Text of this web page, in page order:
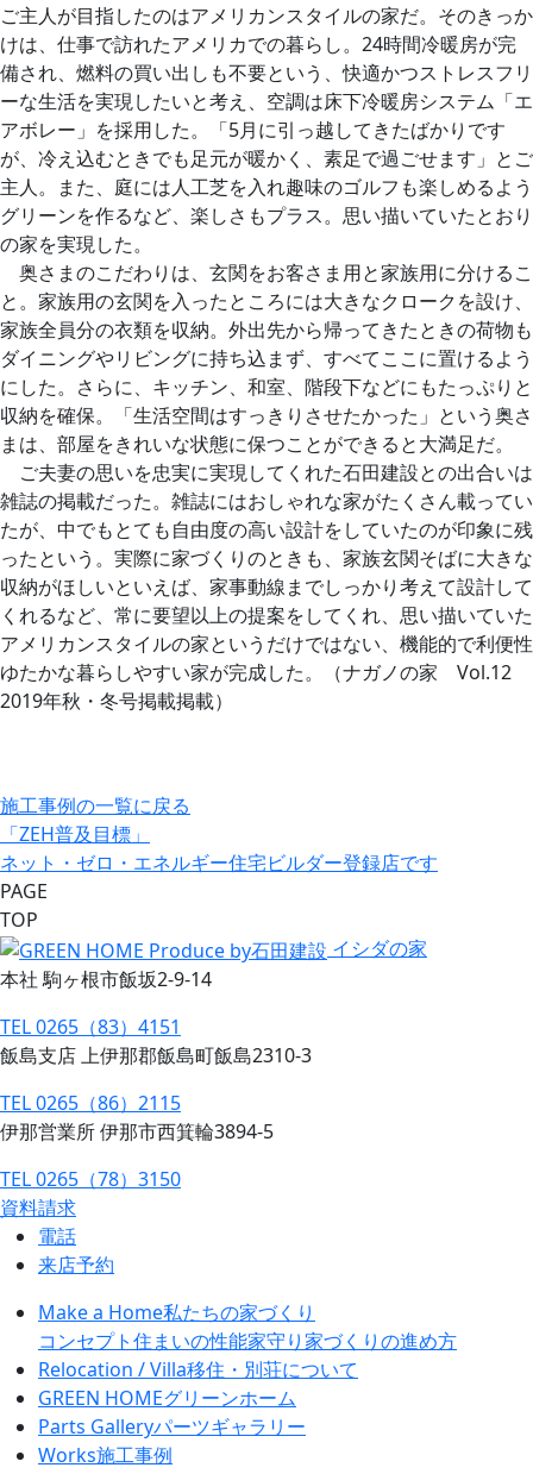
ご主人が目指したのはアメリカンスタイルの家だ。そのきっか
けは、仕事で訪れたアメリカでの暮らし。24時間冷暖房が完
備され、燃料の買い出しも不要という、快適かつストレスフリ
ーな生活を実現したいと考え、空調は床下冷暖房システム「エ
アボレー」を採用した。「5月に引っ越してきたばかりです
が、冷え込むときでも足元が暖かく、素足で過ごせます」とご
主人。また、庭には人工芝を入れ趣味のゴルフも楽しめるよう
グリーンを作るなど、楽しさもプラス。思い描いていたとおり
の家を実現した。
奥さまのこだわりは、玄関をお客さま用と家族用に分けるこ
と。家族用の玄関を入ったところには大きなクロークを設け、
家族全員分の衣類を収納。外出先から帰ってきたときの荷物も
ダイニングやリビングに持ち込まず、すべてここに置けるよう
にした。さらに、キッチン、和室、階段下などにもたっぷりと
収納を確保。「生活空間はすっきりさせたかった」という奥さ
まは、部屋をきれいな状態に保つことができると大満足だ。
ご夫妻の思いを忠実に実現してくれた石田建設との出合いは
雑誌の掲載だった。雑誌にはおしゃれな家がたくさん載ってい
たが、中でもとても自由度の高い設計をしていたのが印象に残
ったという。実際に家づくりのときも、家族玄関そばに大きな
収納がほしいといえば、家事動線までしっかり考えて設計して
くれるなど、常に要望以上の提案をしてくれ、思い描いていた
アメリカンスタイルの家というだけではない、機能的で利便性
ゆたかな暮らしやすい家が完成した。（ナガノの家 Vol.12
2019年秋・冬号掲載掲載）
施工事例の一覧に戻る
「ZEH普及目標」
ネット・ゼロ・エネルギー住宅ビルダー登録店です
PAGE
TOP
イシダの家
本社 駒ヶ根市飯坂2-9-14
TEL 0265（83）4151
飯島支店 上伊那郡飯島町飯島2310-3
TEL 0265（86）2115
伊那営業所 伊那市西箕輪3894-5
TEL 0265（78）3150
資料請求
電話
来店予約
Make a Home私たちの家づくり
コンセプト住まいの性能家守り家づくりの進め方
Relocation / Villa移住・別荘について
GREEN HOMEグリーンホーム
Parts Galleryパーツギャラリー
Works施工事例